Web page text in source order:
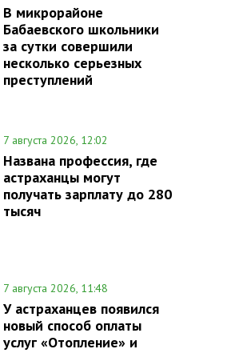
В микрорайоне
Бабаевского школьники
за сутки совершили
несколько серьезных
преступлений
7 августа 2026, 12:02
Названа профессия, где
астраханцы могут
получать зарплату до 280
тысяч
7 августа 2026, 11:48
У астраханцев появился
новый способ оплаты
услуг «Отопление» и